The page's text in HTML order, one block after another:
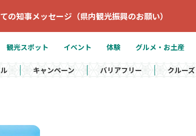
の知事メッセージ（県内観光振興のお願い）
観光スポット イベント 体験 グルメ・お土産
キャンペーン バリアフリー クルーズ